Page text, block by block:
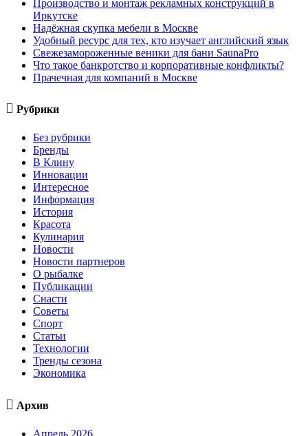
Производство и монтаж рекламных конструкций в
Иркутске
Надёжная скупка мебели в Москве
Удобный ресурс для тех, кто изучает английский язык
Свежезамороженные веники для бани SaunaPro
Что такое банкротство и корпоративные конфликты?
Прачечная для компаний в Москве
 Рубрики
Без рубрики
Бренды
В Клину
Инновации
Интересное
Информация
История
Красота
Кулинария
Новости
Новости партнеров
О рыбалке
Публикации
Снасти
Советы
Спорт
Статьи
Технологии
Тренды сезона
Экономика
 Архив
Апрель 2026